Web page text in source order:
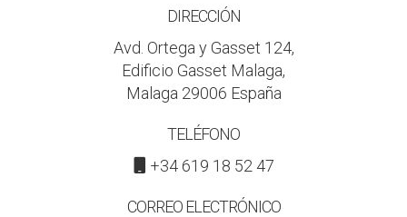
DIRECCIÓN
Avd. Ortega y Gasset 124,
Edificio Gasset Malaga,
Malaga 29006 España
TELÉFONO
+34 619 18 52 47
CORREO ELECTRÓNICO